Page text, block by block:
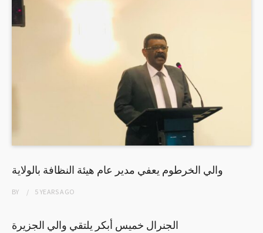
والي الخرطوم يعفي مدير عام هيئة النظافة بالولاية
BY 5 YEARSAGO
الجنرال خميس أبكر يلتقي والي الجزيرة